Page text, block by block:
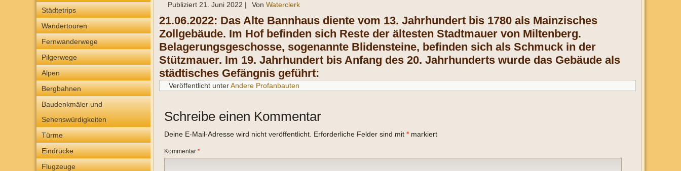
Städtetrips
Wandertouren
Fernwanderwege
Pilgerwege
Alpen
Bergbahnen
Baudenkmäler und
Sehenswürdigkeiten
Türme
Eindrücke
Flugzeuge
Publiziert 21. Juni 2022 | Von Waterclerk
21.06.2022: Das Alte Bannhaus diente vom 13. Jahrhundert bis 1780 als Mainzisches
Zollgebäude. Im Hof befinden sich Reste der ältesten Stadtmauer von Miltenberg.
Belagerungsgeschosse, sogenannte Blidensteine, befinden sich als Schmuck in der
Stützmauer. Im 19. Jahrhundert bis Anfang des 20. Jahrhunderts wurde das Gebäude als
städtisches Gefängnis geführt:
Veröffentlicht unterAndere Profanbauten
Schreibe einen Kommentar
Deine E-Mail-Adresse wird nicht veröffentlicht. Erforderliche Felder sind mit *markiert
Kommentar *